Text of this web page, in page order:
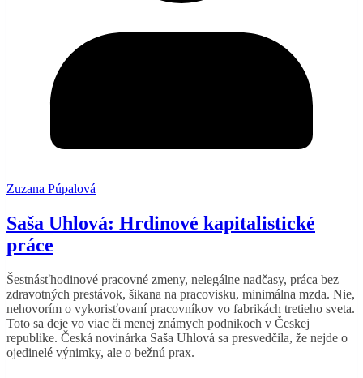
Zuzana Púpalová
Saša Uhlová: Hrdinové kapitalistické
práce
Šestnásťhodinové pracovné zmeny, nelegálne nadčasy, práca bez
zdravotných prestávok, šikana na pracovisku, minimálna mzda. Nie,
nehovorím o vykorisťovaní pracovníkov vo fabrikách tretieho sveta.
Toto sa deje vo viac či menej známych podnikoch v Českej
republike. Česká novinárka Saša Uhlová sa presvedčila, že nejde o
ojedinelé výnimky, ale o bežnú prax.